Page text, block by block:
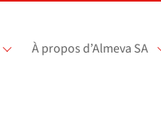
À propos d’Almeva SA